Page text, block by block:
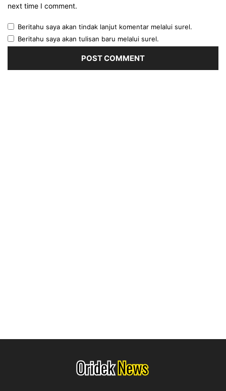
next time I comment.
Beritahu saya akan tindak lanjut komentar melalui surel.
Beritahu saya akan tulisan baru melalui surel.